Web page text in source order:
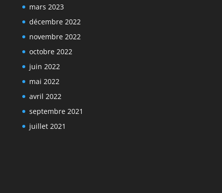
mars 2023
décembre 2022
novembre 2022
octobre 2022
juin 2022
mai 2022
avril 2022
septembre 2021
juillet 2021